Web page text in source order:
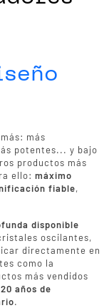
más
potentes... y bajo
productos más
ello: máximo
fiable,
disponible
oscilantes,
directamente en
como la
más vendidos
años de
.